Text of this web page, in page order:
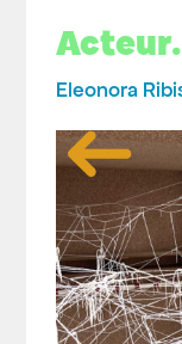
Eleonora